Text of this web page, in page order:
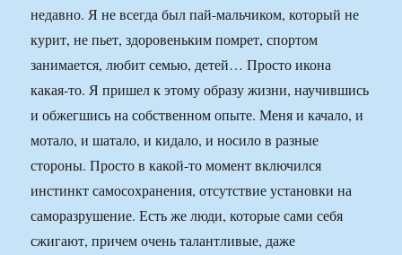
недавно. Я не всегда был пай-мальчиком, который не
курит, не пьет, здоровеньким помрет, спортом
занимается, любит семью, детей… Просто икона
какая-то. Я пришел к этому образу жизни, научившись
и обжегшись на собственном опыте. Меня и качало, и
мотало, и шатало, и кидало, и носило в разные
стороны. Просто в какой-то момент включился
инстинкт самосохранения, отсутствие установки на
саморазрушение. Есть же люди, которые сами себя
сжигают, причем очень талантливые, даже